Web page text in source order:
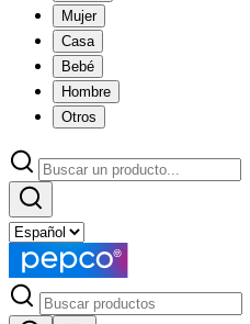
Mujer
Casa
Bebé
Hombre
Otros